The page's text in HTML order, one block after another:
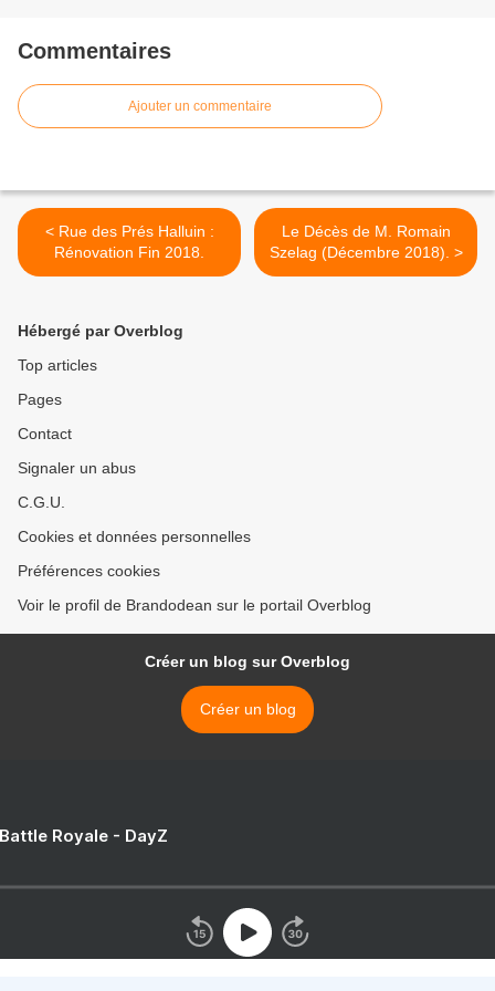
Commentaires
Ajouter un commentaire
< Rue des Prés Halluin :
Rénovation Fin 2018.
Le Décès de M. Romain
Szelag (Décembre 2018). >
Hébergé par Overblog
Top articles
Pages
Contact
Signaler un abus
C.G.U.
Cookies et données personnelles
Préférences cookies
Voir le profil de Brandodean sur le portail Overblog
Créer un blog sur Overblog
Créer un blog
Royale - DayZ